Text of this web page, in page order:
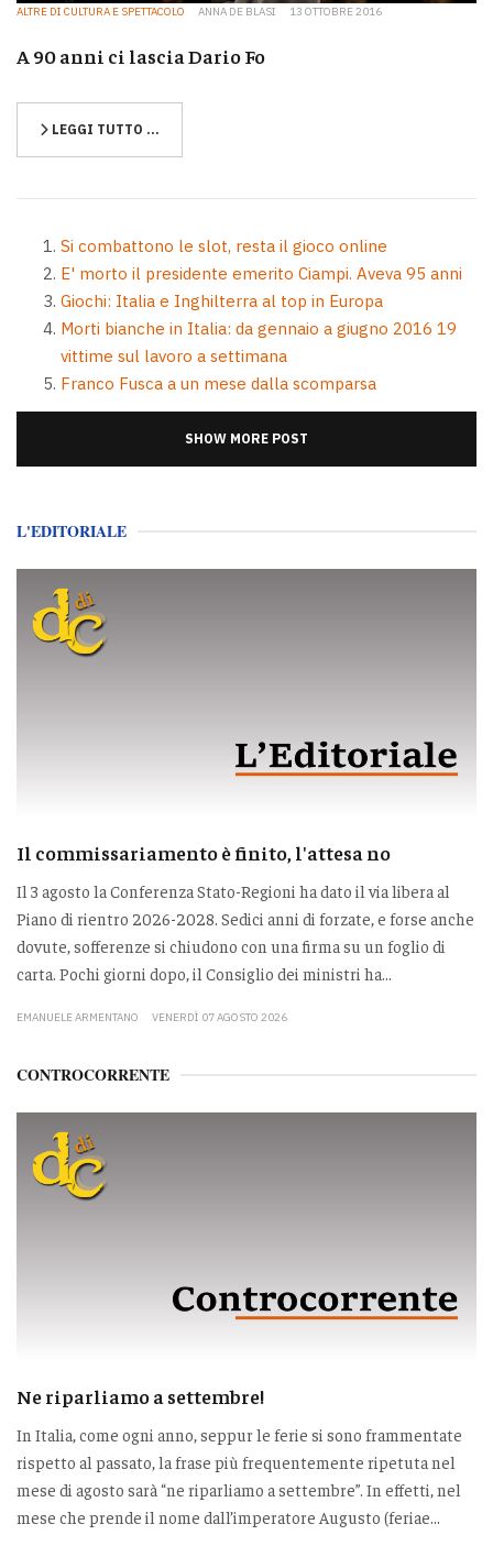
ALTRE DI CULTURA E SPETTACOLO ANNA DE BLASI 13 OTTOBRE 2016
A 90 anni ci lascia Dario Fo
LEGGI TUTTO …
Si combattono le slot, resta il gioco online
E' morto il presidente emerito Ciampi. Aveva 95 anni
Giochi: Italia e Inghilterra al top in Europa
Morti bianche in Italia: da gennaio a giugno 2016 19
vittime sul lavoro a settimana
Franco Fusca a un mese dalla scomparsa
SHOW MORE POST
L'EDITORIALE
Il commissariamento è finito, l'attesa no
Il 3 agosto la Conferenza Stato-Regioni ha dato il via libera al
Piano di rientro 2026-2028. Sedici anni di forzate, e forse anche
dovute, sofferenze si chiudono con una firma su un foglio di
carta. Pochi giorni dopo, il Consiglio dei ministri ha...
EMANUELE ARMENTANO VENERDÌ 07 AGOSTO 2026
CONTROCORRENTE
Ne riparliamo a settembre!
In Italia, come ogni anno, seppur le ferie si sono frammentate
rispetto al passato, la frase più frequentemente ripetuta nel
mese di agosto sarà “ne riparliamo a settembre”. In effetti, nel
mese che prende il nome dall’imperatore Augusto (feriae...